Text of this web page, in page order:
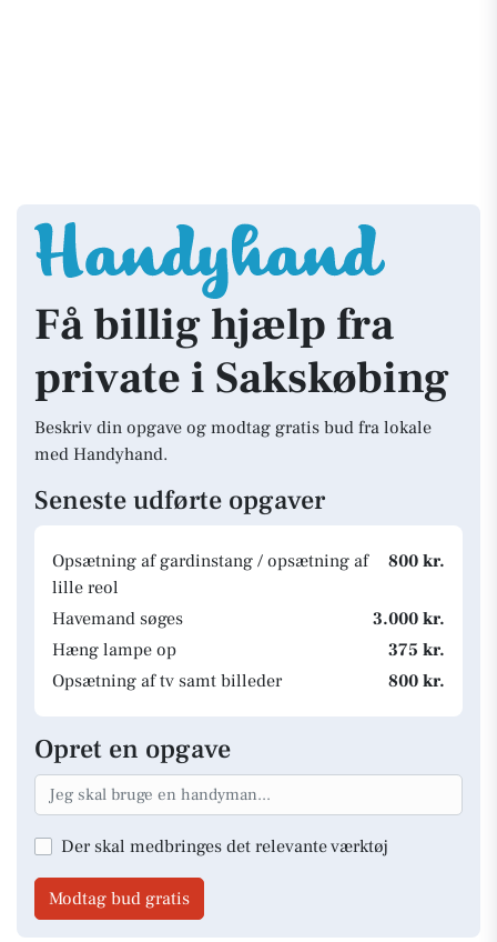
Få billig hjælp fra
private i Sakskøbing
Beskriv din opgave og modtag gratis bud fra lokale
med Handyhand.
Seneste udførte opgaver
Opsætning af gardinstang / opsætning af
lille reol
800 kr.
Havemand søges
3.000 kr.
Hæng lampe op
375 kr.
Opsætning af tv samt billeder
800 kr.
Opret en opgave
Der skal medbringes det relevante værktøj
Modtag bud gratis